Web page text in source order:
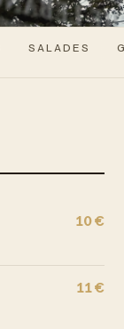
SALADES
10 €
11 €